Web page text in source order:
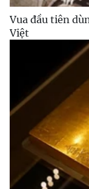
Vua đầu tiên
Việt